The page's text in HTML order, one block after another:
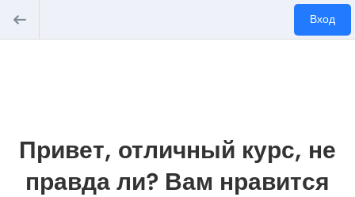
Вход
Привет, отличный курс, не
правда ли? Вам нравится